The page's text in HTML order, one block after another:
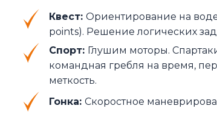
Квест:Ориентирование на
points). Решение логических
Спорт: Глушим моторы.
командная гребля на время,
меткость.
Гонка:Скоростное